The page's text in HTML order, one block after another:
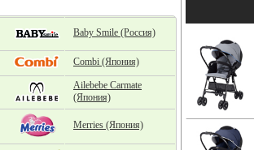
Baby Smile (Россия)
Combi (Япония)
Ailebebe Carmate
(Япония)
Merries (Япония)